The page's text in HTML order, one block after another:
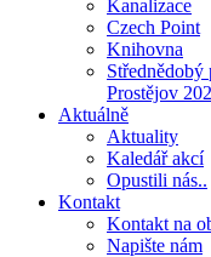
Kanalizace
Czech Point
Knihovna
Prostějov
Aktuálně
Aktuality
Kaledář akcí
Opustili nás..
Kontakt
Kontakt na
Napište nám